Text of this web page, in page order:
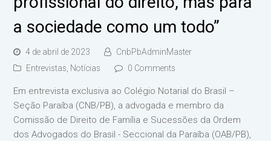
a sociedade como um todo”
4 de abril de 2023
CnbPbAdminMaster
Entrevistas, Notícias 0 Comments
Em entrevista exclusiva ao Colégio Notarial do Brasil –
Seção Paraíba (CNB/PB), a advogada e membro da
Comissão de Direito de Família e Sucessões da Ordem
dos Advogados do Brasil - Seccional da Paraíba (OAB/PB),